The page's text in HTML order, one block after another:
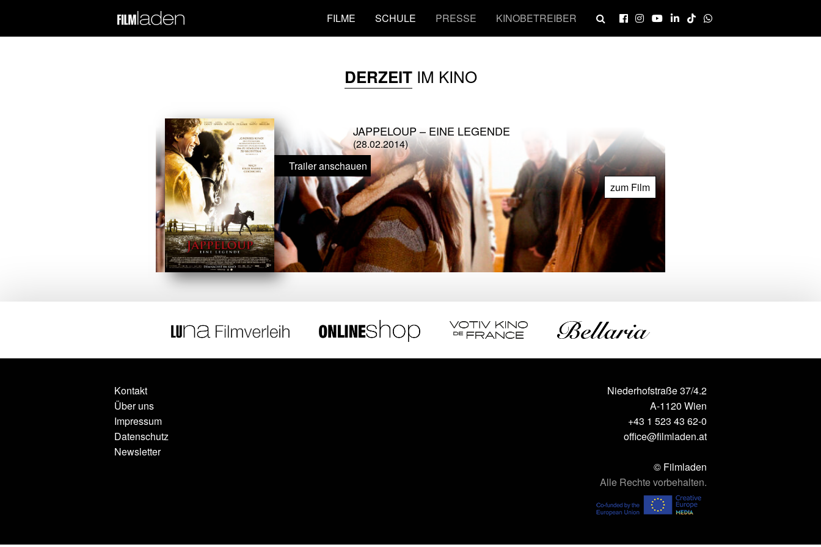
FILME SCHULE PRESSE KINOBETREIBER
DERZEITIM KINO
JAPPELOUP – EINE LEGENDE
(28.02.2014)
Trailer anschauen
zum Film
Kontakt
Über uns
Impressum
Datenschutz
Newsletter
Niederhofstraße 37/4.2
A-1120 Wien
+43 1 523 43 62-0
office@filmladen.at
© Filmladen
Alle Rechte vorbehalten.